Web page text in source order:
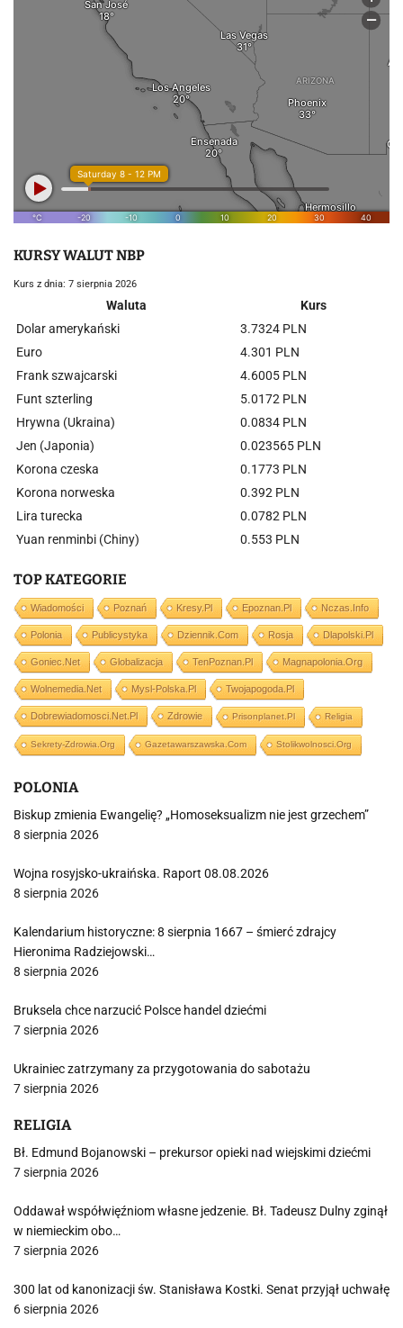
KURSY WALUT NBP
Kurs z dnia: 7 sierpnia 2026
Waluta
Kurs
Dolar amerykański
3.7324 PLN
Euro
4.301 PLN
Frank szwajcarski
4.6005 PLN
Funt szterling
5.0172 PLN
Hrywna (Ukraina)
0.0834 PLN
Jen (Japonia)
0.023565 PLN
Korona czeska
0.1773 PLN
Korona norweska
0.392 PLN
Lira turecka
0.0782 PLN
Yuan renminbi (Chiny)
0.553 PLN
TOP KATEGORIE
Wiadomości Poznań Kresy.pl Epoznan.pl Nczas.info
Polonia Publicystyka Dziennik.com Rosja Dlapolski.pl
Goniec.net Globalizacja TenPoznan.pl Magnapolonia.org
Wolnemedia.net Mysl-Polska.pl Twojapogoda.pl
Dobrewiadomosci.net.pl Zdrowie Prisonplanet.pl Religia
Sekrety-Zdrowia.org Gazetawarszawska.com Stolikwolnosci.org
POLONIA
Biskup zmienia Ewangelię? „Homoseksualizm nie jest grzechem”
8 sierpnia 2026
Wojna rosyjsko-ukraińska. Raport 08.08.2026
8 sierpnia 2026
Kalendarium historyczne: 8 sierpnia 1667 – śmierć zdrajcy
Hieronima Radziejowski…
8 sierpnia 2026
Bruksela chce narzucić Polsce handel dziećmi
7 sierpnia 2026
Ukrainiec zatrzymany za przygotowania do sabotażu
7 sierpnia 2026
RELIGIA
Bł. Edmund Bojanowski – prekursor opieki nad wiejskimi dziećmi
7 sierpnia 2026
Oddawał współwięźniom własne jedzenie. Bł. Tadeusz Dulny zginął
w niemieckim obo…
7 sierpnia 2026
300 lat od kanonizacji św. Stanisława Kostki. Senat przyjął uchwałę
6 sierpnia 2026